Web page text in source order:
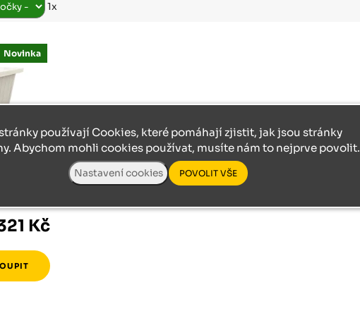
1x
Novinka
Kč
používají Cookies, které pomáhají zjistit, jak jsou stránky
Abychom mohli cookies používat, musíte nám to nejprve povolit.